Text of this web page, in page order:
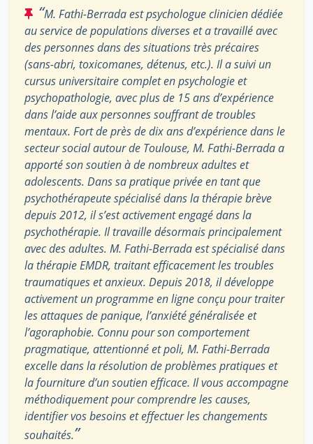
“M. Fathi-Berrada est psychologue clinicien dédiée
au service de populations diverses et a travaillé avec
des personnes dans des situations très précaires
(sans-abri, toxicomanes, détenus, etc.). Il a suivi un
cursus universitaire complet en psychologie et
psychopathologie, avec plus de 15 ans d’expérience
dans l’aide aux personnes souffrant de troubles
mentaux. Fort de près de dix ans d’expérience dans le
secteur social autour de Toulouse, M. Fathi-Berrada a
apporté son soutien à de nombreux adultes et
adolescents. Dans sa pratique privée en tant que
psychothérapeute spécialisé dans la thérapie brève
depuis 2012, il s’est activement engagé dans la
psychothérapie. Il travaille désormais principalement
avec des adultes. M. Fathi-Berrada est spécialisé dans
la thérapie EMDR, traitant efficacement les troubles
traumatiques et anxieux. Depuis 2018, il développe
activement un programme en ligne conçu pour traiter
les attaques de panique, l’anxiété généralisée et
l’agoraphobie. Connu pour son comportement
pragmatique, attentionné et poli, M. Fathi-Berrada
excelle dans la résolution de problèmes pratiques et
la fourniture d’un soutien efficace. Il vous accompagne
méthodiquement pour comprendre les causes,
identifier vos besoins et effectuer les changements
souhaités.”